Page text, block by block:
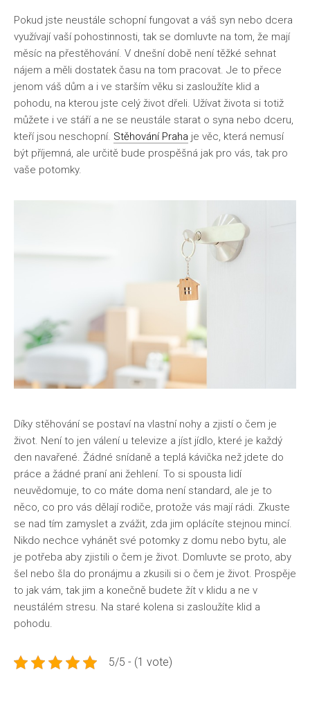
Pokud jste neustále schopní fungovat a váš syn nebo dcera
využívají vaší pohostinnosti, tak se domluvte na tom, že mají
měsíc na přestěhování. V dnešní době není těžké sehnat
nájem a měli dostatek času na tom pracovat. Je to přece
jenom váš dům a i ve starším věku si zasloužíte klid a
pohodu, na kterou jste celý život dřeli. Užívat života si totiž
můžete i ve stáří a ne se neustále starat o syna nebo dceru,
kteří jsou neschopní. Stěhování Praha je věc, která nemusí
být příjemná, ale určitě bude prospěšná jak pro vás, tak pro
vaše potomky.
Díky stěhování se postaví na vlastní nohy a zjistí o čem je
život. Není to jen válení u televize a jíst jídlo, které je každý
den navařené. Žádné snídaně a teplá kávička než jdete do
práce a žádné praní ani žehlení. To si spousta lidí
neuvědomuje, to co máte doma není standard, ale je to
něco, co pro vás dělají rodiče, protože vás mají rádi. Zkuste
se nad tím zamyslet a zvážit, zda jim oplácíte stejnou mincí.
Nikdo nechce vyhánět své potomky z domu nebo bytu, ale
je potřeba aby zjistili o čem je život. Domluvte se proto, aby
šel nebo šla do pronájmu a zkusili si o čem je život. Prospěje
to jak vám, tak jim a konečně budete žít v klidu a ne v
neustálém stresu. Na staré kolena si zasloužíte klid a
pohodu.
5/5 - (1 vote)